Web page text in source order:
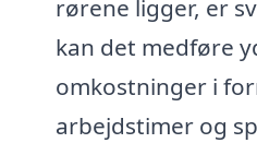
rørene ligger, er
kan det medføre
omkostninger i
arbejdstimer og